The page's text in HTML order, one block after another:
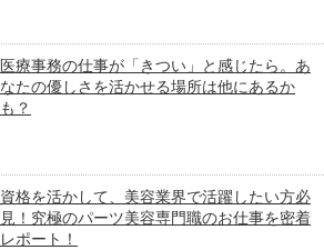
医療事務の仕事が「きつい」と感じたら。あ
なたの優しさを活かせる場所は他にあるか
も？
資格を活かして、美容業界で活躍したい方必
見！究極のパーツ美容専門職のお仕事を密着
レポート！